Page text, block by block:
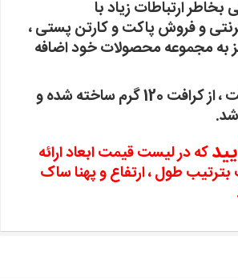
ارتباطات زیاد با
و فروش پاکت و کارتن پستی ،
به مجموعه محصولات خود اضافه
ساک دستی کرافت ، از کرافت 120 گرم ساخته شده و
که در لیست قیمت ابعاد ارائه
طول ، ارتفاع و پهنا ساک